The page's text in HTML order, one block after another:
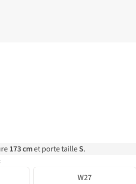
173 cmet porte tailleS.
W27